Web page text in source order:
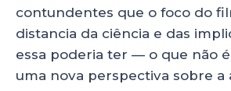
contundentes que o foco do
distancia da ciência e das
essa poderia ter — o que não
uma nova perspectiva sobre